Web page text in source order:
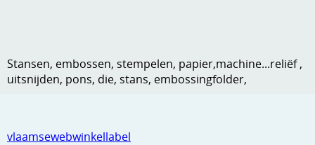
Kneedmateriaal
vlaamsewebwinkellabel
Stansen, embossen, stempelen, papier,machine...reliëf ,
uitsnijden, pons, die, stans, embossingfolder,